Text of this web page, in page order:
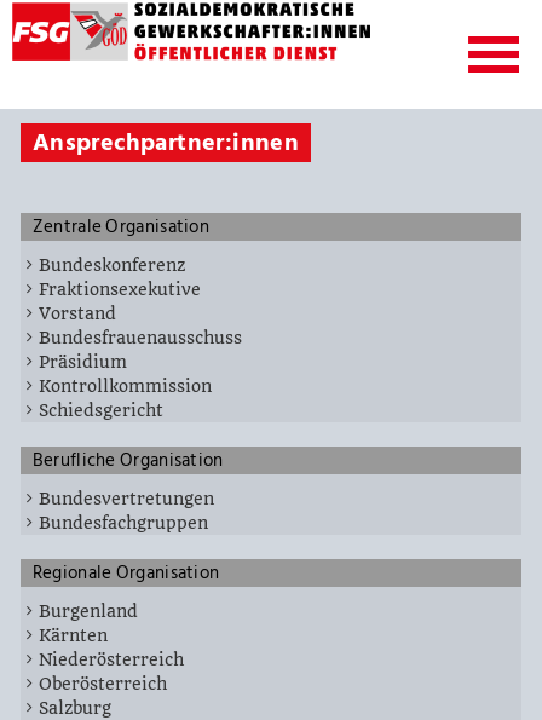
Ansprechpartner:innen
Zentrale Organisation
Bundeskonferenz
Fraktionsexekutive
Vorstand
Bundesfrauenausschuss
Präsidium
Kontrollkommission
Schiedsgericht
Berufliche Organisation
Bundesvertretungen
Bundesfachgruppen
Regionale Organisation
Burgenland
Kärnten
Niederösterreich
Oberösterreich
Salzburg